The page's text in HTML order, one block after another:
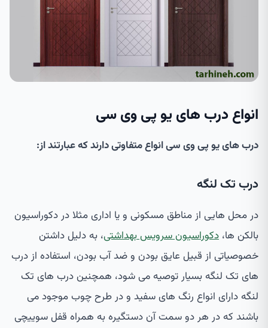
انواع درب های یو پی وی سی
درب های یو پی وی سی انواع متفاوتی دارند که عبارتند از:
درب تک لنگه
در محل هایی از مناطق مسکونی و یا اداری مثلا در دکوراسیون
بالکن ها، دکوراسیون سرویس بهداشتی، به دلیل داشتن
خصوصیاتی از قبیل عایق بودن و ضد آب بودن، استفاده از درب
های تک لنگه بسیار توصیه می شود، همچنین درب های تک
لنگه دارای انواع رنگ های سفید و در طرح چوب موجود می
باشند که در هر دو سمت آن دستگیره به همراه قفل سوییچی